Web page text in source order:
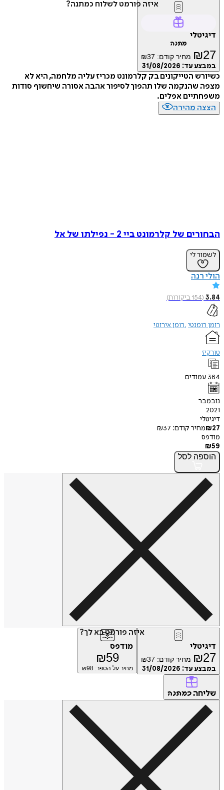
איזה פורמט לשלוח כמתנה?
₪ מחיר קודם: ₪37
עד:31/08/2026
הטייקונים בק קלרמונט מכריז עליה מלחמה, היא לא
שהנקמה שלו תהפוך לסיפור אהבה אסורה שיחשוף סודות
אפלים.
מהירה
של קלרמונט ביי 2 - נפילתו של אל
לי
154ביקורות)
רומן אירוטי
קודם:
₪37
לסל
איזה פורמט בא לך?
₪ מחיר קודם: ₪37
עד:31/08/2026
מודפס
₪
מחיר על הספר: ₪98
כמתנה